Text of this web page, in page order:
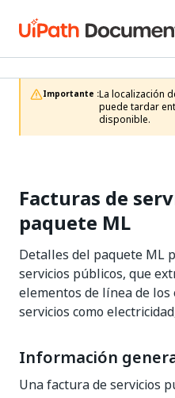
Importante :La localización
puede tardar
disponible.
Facturas de
paquete ML
Detalles del paquete ML
servicios públicos, que
elementos de línea de
servicios como
Información
Una factura de servicios